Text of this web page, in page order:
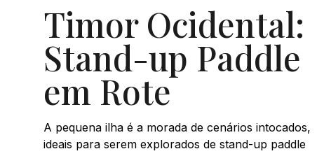
Timor Ocidental:
Stand-up Paddle
em Rote
A pequena ilha é a morada de cenários intocados,
ideais para serem explorados de stand-up paddle